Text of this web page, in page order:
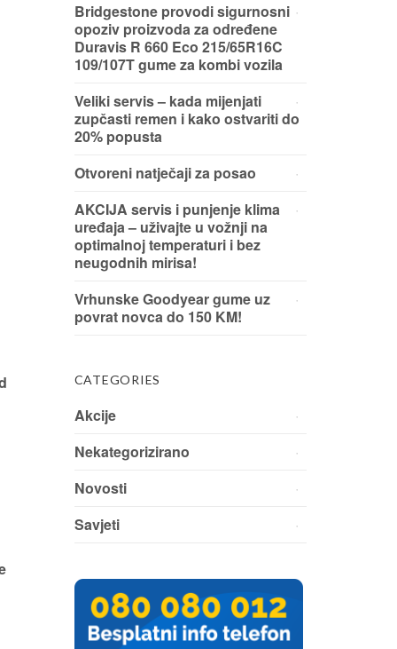
Bridgestone provodi sigurnosni
opoziv proizvoda za određene
Duravis R 660 Eco 215/65R16C
109/107T gume za kombi vozila
Veliki servis – kada mijenjati
zupčasti remen i kako ostvariti do
20% popusta
Otvoreni natječaji za posao
AKCIJA servis i punjenje klima
uređaja – uživajte u vožnji na
optimalnoj temperaturi i bez
neugodnih mirisa!
Vrhunske Goodyear gume uz
povrat novca do 150 KM!
CATEGORIES
Akcije
Nekategorizirano
Novosti
Savjeti